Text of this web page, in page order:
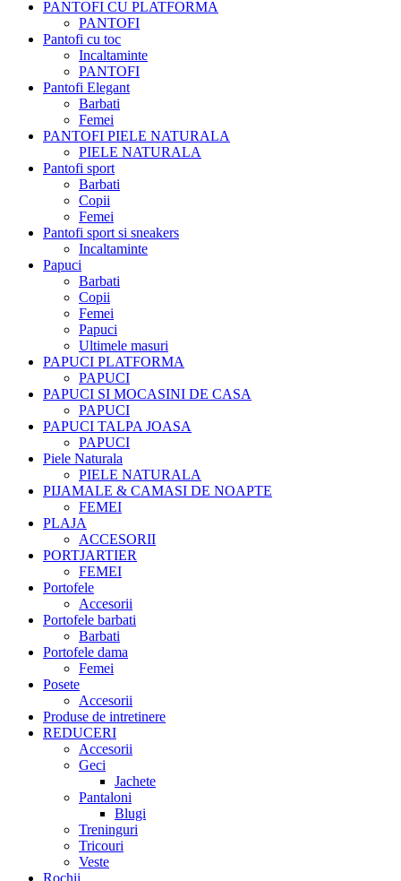
PANTOFI CU PLATFORMA
PANTOFI
Pantofi cu toc
Incaltaminte
PANTOFI
Pantofi Elegant
Barbati
Femei
PANTOFI PIELE NATURALA
PIELE NATURALA
Pantofi sport
Barbati
Copii
Femei
Pantofi sport si sneakers
Incaltaminte
Papuci
Barbati
Copii
Femei
Papuci
Ultimele masuri
PAPUCI PLATFORMA
PAPUCI
PAPUCI SI MOCASINI DE CASA
PAPUCI
PAPUCI TALPA JOASA
PAPUCI
Piele Naturala
PIELE NATURALA
PIJAMALE & CAMASI DE NOAPTE
FEMEI
PLAJA
ACCESORII
PORTJARTIER
FEMEI
Portofele
Accesorii
Portofele barbati
Barbati
Portofele dama
Femei
Posete
Accesorii
Produse de intretinere
REDUCERI
Accesorii
Geci
Jachete
Pantaloni
Blugi
Treninguri
Tricouri
Veste
Rochii